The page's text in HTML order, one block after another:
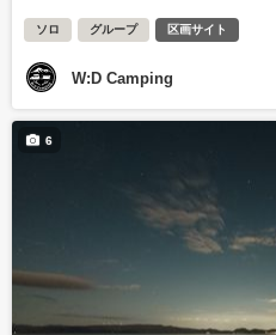
ソロ グループ 区画サイト
W:D Camping
6